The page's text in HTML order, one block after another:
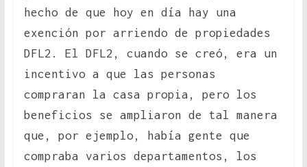
hecho de que hoy en día hay una
exención por arriendo de propiedades
DFL2. El DFL2, cuando se creó, era un
incentivo a que las personas
compraran la casa propia, pero los
beneficios se ampliaron de tal manera
que, por ejemplo, había gente que
compraba varios departamentos, los